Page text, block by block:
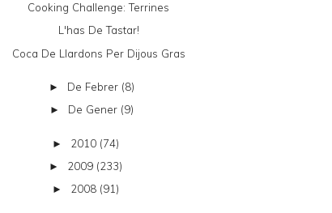
Cooking Challenge: Terrines
L'has De Tastar!
Coca De Llardons Per Dijous Gras
► De Febrer (8)
► De Gener (9)
► 2010 (74)
► 2009 (233)
► 2008 (91)